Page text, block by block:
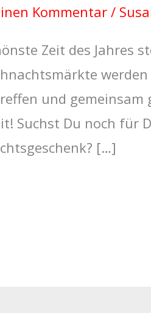
Kommentar /
Zeit des Jahres
und gemeinsam
Suchst Du noch für
[…]